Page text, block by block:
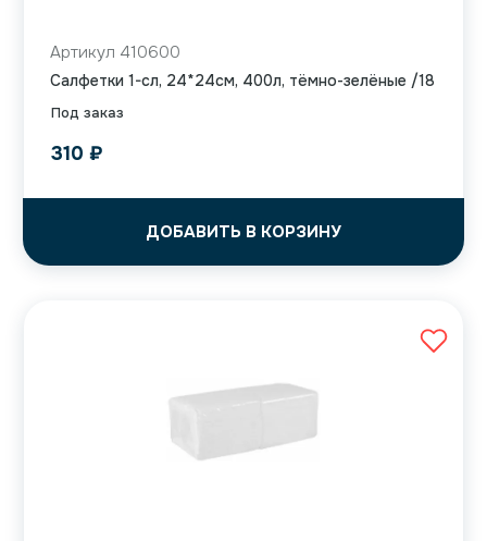
Под заказ
Артикул 410600
Салфетки 1-сл, 24*24см, 400л, тёмно-зелёные /18
310 ₽
ДОБАВИТЬ В КОРЗИНУ